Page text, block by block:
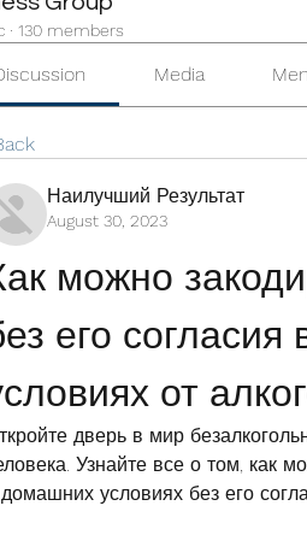
· 130 members
Media
Наилучший Результат
August 30, 2023
можно
его
от
дверь в мир
Узнайте все о том, как
условиях без его